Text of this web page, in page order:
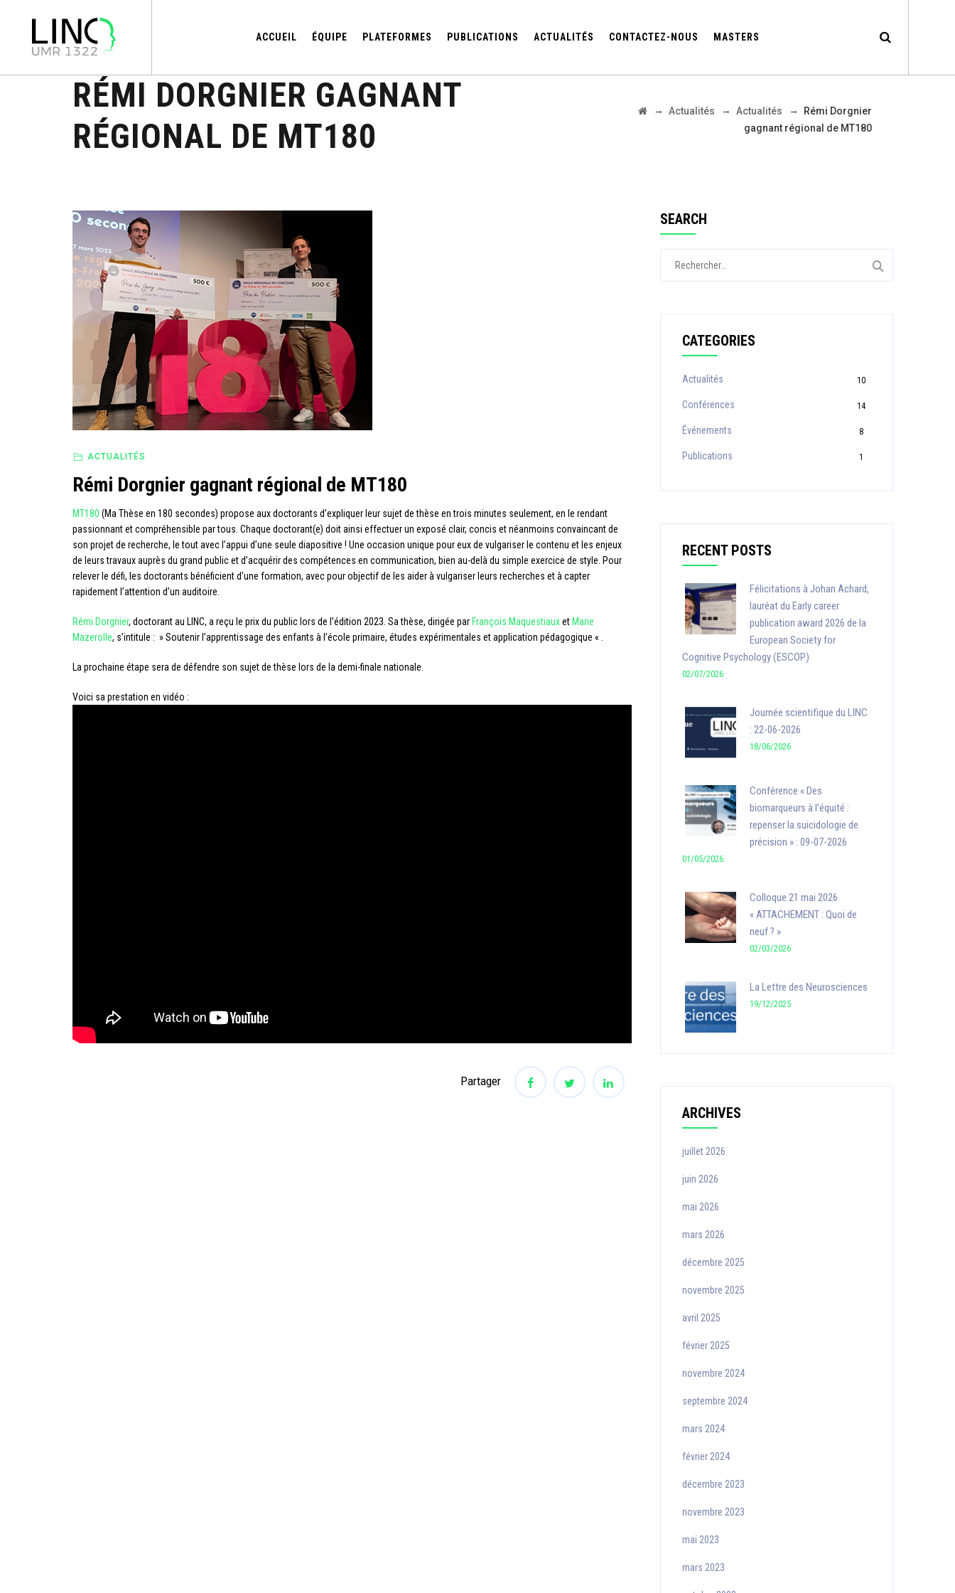
ACCUEIL ÉQUIPE PLATEFORMES PUBLICATIONS ACTUALITÉS CONTACTEZ-NOUS MASTERS
RÉMI DORGNIER GAGNANT
RÉGIONAL DE MT180
→ Actualités → Actualités →
Rémi Dorgnier
gagnant régional de MT180
ACTUALITÉS
Rémi Dorgnier gagnant régional de MT180
MT180 (Ma Thèse en 180 secondes) propose aux doctorants d’expliquer leur sujet de thèse en trois minutes seulement, en le rendant
passionnant et compréhensible par tous. Chaque doctorant(e) doit ainsi effectuer un exposé clair, concis et néanmoins convaincant de
son projet de recherche, le tout avec l’appui d’une seule diapositive ! Une occasion unique pour eux de vulgariser le contenu et les enjeux
de leurs travaux auprès du grand public et d’acquérir des compétences en communication, bien au-delà du simple exercice de style. Pour
relever le défi, les doctorants bénéficient d’une formation, avec pour objectif de les aider à vulgariser leurs recherches et à capter
rapidement l’attention d’un auditoire.
Rémi Dorgnier, doctorant au LINC, a reçu le prix du public lors de l’édition 2023. Sa thèse, dirigée par François Maquestiauxet Marie
Mazerolle, s’intitule : » Soutenir l’apprentissage des enfants à l’école primaire, études expérimentales et application pédagogique « .
La prochaine étape sera de défendre son sujet de thèse lors de la demi-finale nationale.
Voici sa prestation en vidéo :
Partager
SEARCH
CATEGORIES
Actualités 10
Conférences 14
Événements 8
Publications 1
RECENT POSTS
Félicitations à Johan Achard,
lauréat du Early career
publication award 2026 de la
European Society for
Cognitive Psychology (ESCOP)
02/07/2026
Journée scientifique du LINC
: 22-06-2026
18/06/2026
Conférence « Des
biomarqueurs à l’équité :
repenser la suicidologie de
précision » : 09-07-2026
01/05/2026
Colloque 21 mai 2026
« ATTACHEMENT : Quoi de
neuf ? »
02/03/2026
La Lettre des Neurosciences
19/12/2025
ARCHIVES
juillet 2026
juin 2026
mai 2026
mars 2026
décembre 2025
novembre 2025
avril 2025
février 2025
novembre 2024
septembre 2024
mars 2024
février 2024
décembre 2023
novembre 2023
mai 2023
mars 2023